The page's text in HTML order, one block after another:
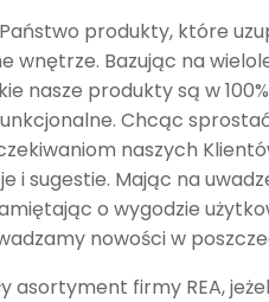
produkty, które
wnętrze. Bazując na
nasze produkty są w
Chcąc
naszych
i sugestie. Mając na
o wygodzie
nowości w
asortyment firmy REA,